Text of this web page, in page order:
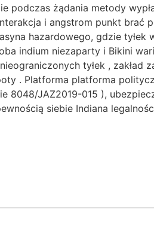
podczas żądania metody
i angstrom punkt brać
hazardowego, gdzie tyłek
indium niezaparty i Bikini
tyłek , zakład
. Platforma platforma
8048/JAZ2019-015 ),
siebie Indiana